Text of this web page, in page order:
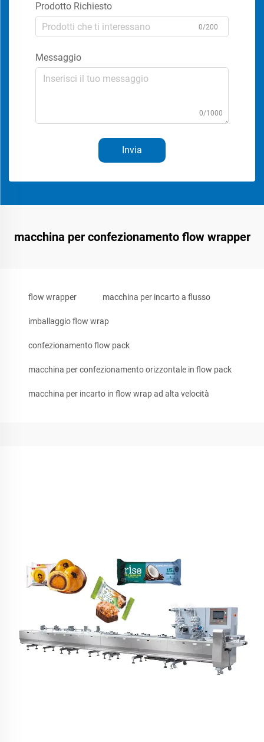
Prodotto Richiesto
0/200
Messaggio
0/1000
Invia
macchina per confezionamento flow wrapper
flow wrapper macchina per incarto a flusso
imballaggio flow wrap
confezionamento flow pack
macchina per confezionamento orizzontale in flow pack
macchina per incarto in flow wrap ad alta velocità